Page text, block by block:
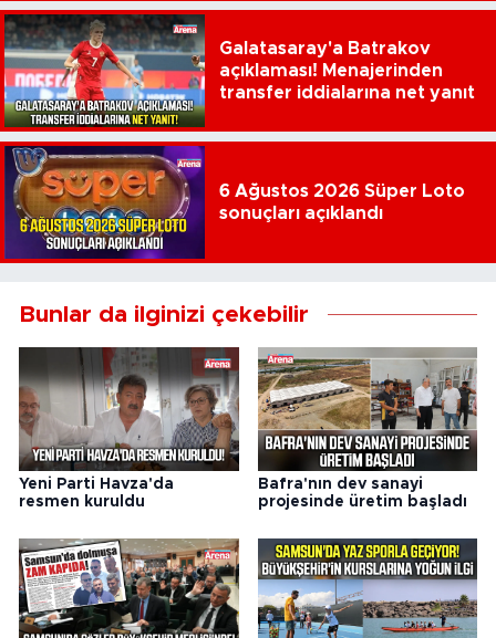
Galatasaray'a Batrakov
açıklaması! Menajerinden
transfer iddialarına net yanıt
6 Ağustos 2026 Süper Loto
sonuçları açıklandı
Bunlar da ilginizi çekebilir
Yeni Parti Havza'da
resmen kuruldu
Bafra'nın dev sanayi
projesinde üretim başladı